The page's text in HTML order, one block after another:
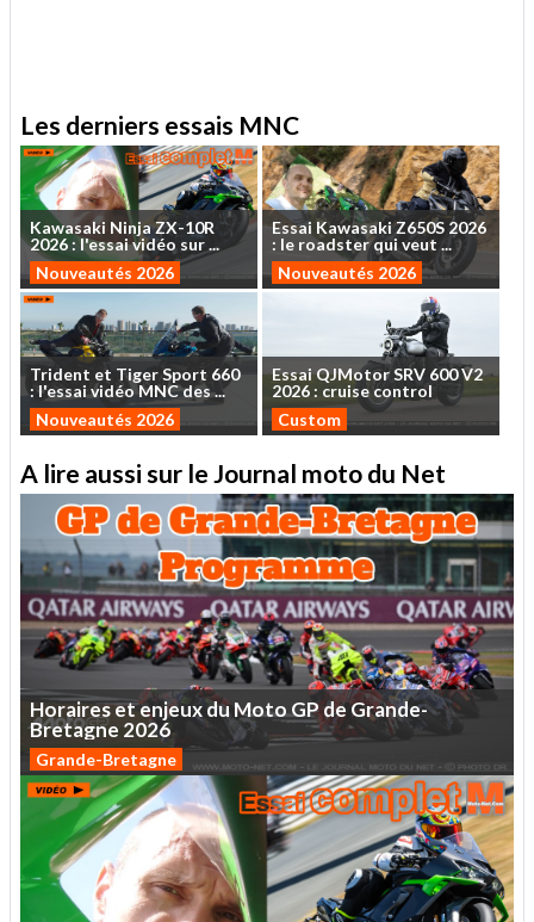
Les derniers essais MNC
Kawasaki NinjaZX-10R
2026: l'essaividéo sur...
Nouveautés 2026
Essai Kawasaki Z650S 2026
: le roadsterquiveut ...
Nouveautés 2026
Trident et TigerSport 660
: l'essaividéoMNCdes...
Nouveautés 2026
EssaiQJMotorSRV 600V2
2026 : cruise control
Custom
A lire aussi sur le Journal moto du Net
HorairesetenjeuxduMotoGPdeGrande-
Bretagne 2026
Grande-Bretagne